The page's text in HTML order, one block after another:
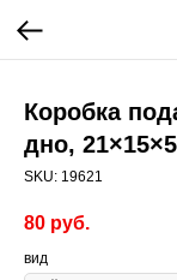
Коробка
дно,
SKU: 19621
80 руб.
вид